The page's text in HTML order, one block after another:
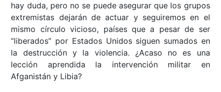
hay duda, pero no se puede asegurar que los grupos
extremistas dejarán de actuar y seguiremos en el
mismo círculo vicioso, países que a pesar de ser
“liberados” por Estados Unidos siguen sumados en
la destrucción y la violencia. ¿Acaso no es una
lección aprendida la intervención militar en
Afganistán y Libia?